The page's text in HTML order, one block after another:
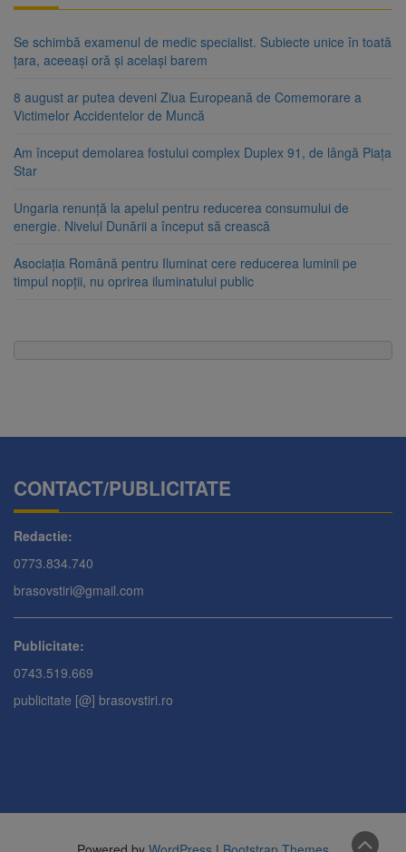
Se schimbă examenul de medic specialist. Subiecte unice în toată
țara, aceeași oră și același barem
8 august ar putea deveni Ziua Europeană de Comemorare a
Victimelor Accidentelor de Muncă
Am început demolarea fostului complex Duplex 91, de lângă Piața
Star
Ungaria renunță la apelul pentru reducerea consumului de
energie. Nivelul Dunării a început să crească
Asociația Română pentru Iluminat cere reducerea luminii pe
timpul nopții, nu oprirea iluminatului public
CONTACT/PUBLICITATE
Redactie:
0773.834.740
brasovstiri@gmail.com
Publicitate:
0743.519.669
publicitate [@] brasovstiri.ro